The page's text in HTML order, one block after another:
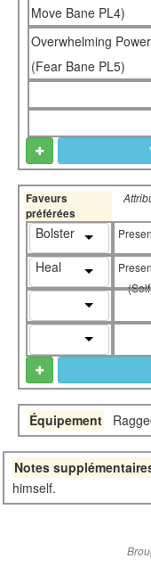
Move Bane PL4)
Overwhelming Power
(Fear Bane PL5)
Faveurs
préférées
Bolster
Heal
Équipement
Notes
himself.